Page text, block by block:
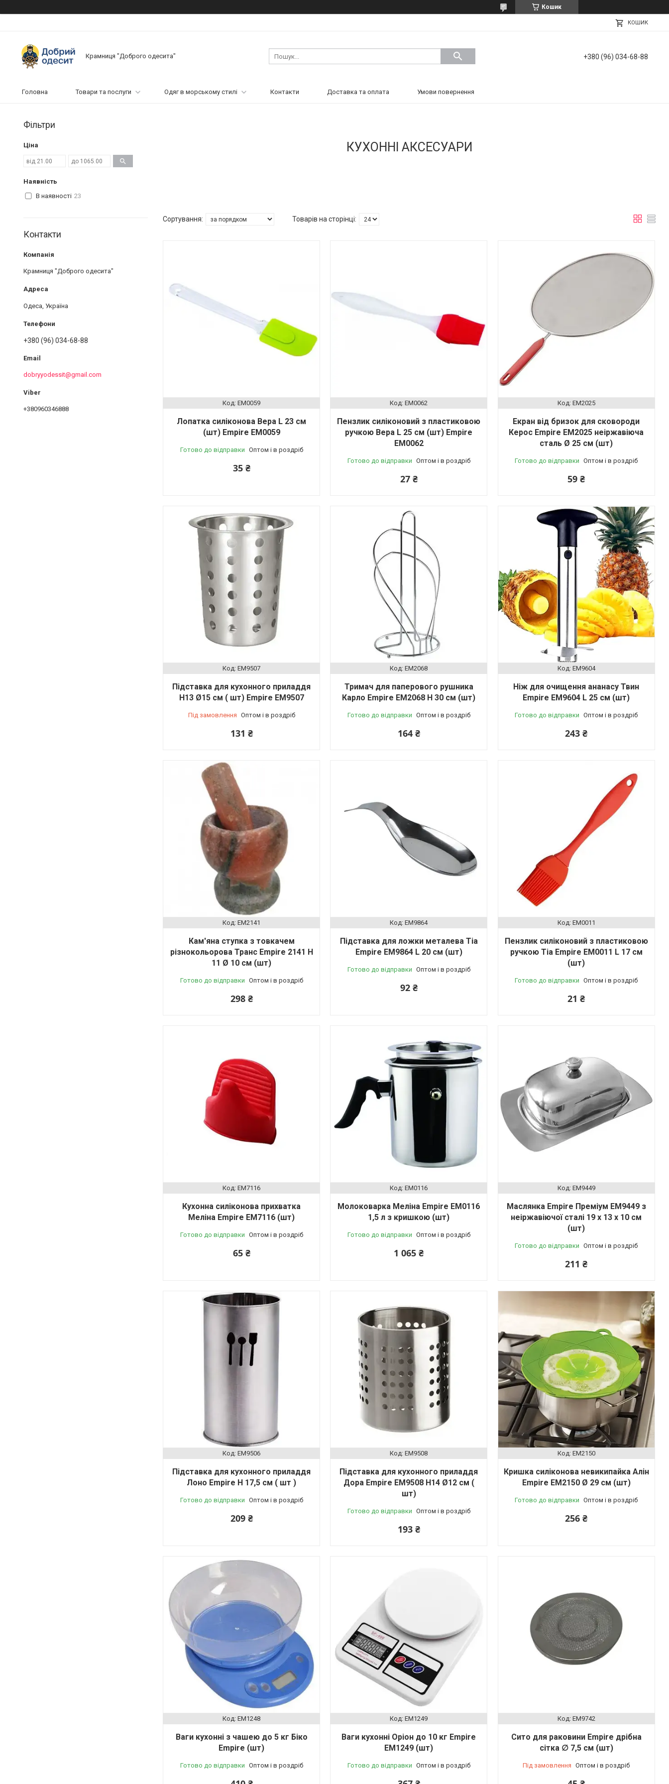
Кошик
КОШИК
Крамниця "Доброго одесита" +380 (96) 034-68-88
Головна Товари та послуги Одяг в морському стилі Контакти Доставка та оплата Умови повернення
КУХОННІ АКСЕСУАРИ
EM0059
Лопатка силіконова Вера L 23 см
(шт) Empire EM0059
Готово до відправки Оптом і в роздріб
35 ₴
EM0062
Пензлик силіконовий з пластиковою
ручкою Вера L 25 см (шт) Empire
EM0062
Готово до відправки Оптом і в роздріб
27 ₴
EM2025
Екран від бризок для сковороди
Керос Empire EM2025 неіржавіюча
сталь Ø 25 см (шт)
Готово до відправки Оптом і в роздріб
59 ₴
EM9507
Підставка для кухонного приладдя
Н13 Ø15 см ( шт) Empire EM9507
Під замовлення Оптом і в роздріб
131 ₴
EM2068
Тримач для паперового рушника
Карло Empire EM2068 Н 30 см (шт)
Готово до відправки Оптом і в роздріб
164 ₴
EM9604
Ніж для очищення ананасу Твин
Empire EM9604 L 25 cм (шт)
Готово до відправки Оптом і в роздріб
243 ₴
EM2141
Кам'яна ступка з товкачем
різнокольорова Транс Empire 2141 Н
11 Ø 10 см (шт)
Готово до відправки Оптом і в роздріб
298 ₴
EM9864
Підставка для ложки металева Тіа
Empire EM9864 L 20 см (шт)
Готово до відправки Оптом і в роздріб
92 ₴
EM0011
Пензлик силіконовий з пластиковою
ручкою Тіа Empire EM0011 L 17 см
(шт)
Готово до відправки Оптом і в роздріб
21 ₴
EM7116
Кухонна силіконова прихватка
Меліна Empire EM7116 (шт)
Готово до відправки Оптом і в роздріб
65 ₴
EM0116
Молоковарка Меліна Empire EM0116
1,5 л з кришкою (шт)
Готово до відправки Оптом і в роздріб
1 065 ₴
EM9449
Маслянка Empire Преміум EM9449 з
неіржавіючої сталі 19 х 13 х 10 см
(шт)
Готово до відправки Оптом і в роздріб
211 ₴
EM9506
Підставка для кухонного приладдя
Лоно Empire Н 17,5 см ( шт )
Готово до відправки Оптом і в роздріб
209 ₴
EM9508
Підставка для кухонного приладдя
Дора Empire EM9508 Н14 Ø12 см (
шт)
Готово до відправки Оптом і в роздріб
193 ₴
EM2150
Кришка силіконова невикипайка Алін
Empire EM2150 Ø 29 см (шт)
Готово до відправки Оптом і в роздріб
256 ₴
EM1248
Ваги кухонні з чашею до 5 кг Біко
Empire (шт)
Готово до відправки Оптом і в роздріб
EM1249
Ваги кухонні Оріон до 10 кг Empire
EM1249 (шт)
Готово до відправки Оптом і в роздріб
EM9742
Сито для раковини Empire дрібна
сітка ∅ 7,5 см (шт)
Під замовлення Оптом і в роздріб
Фільтри
Ціна
Наявність
В наявності 23
Контакти
Крамниця "Доброго одесита"
Одеса, Україна
+380 (96) 034-68-88
dobryyodessit@gmail.com
+380960346888